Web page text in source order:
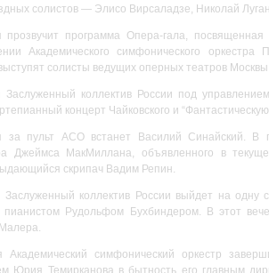
солистов — Элисо Вирсаладзе, Николай
прозвучит программа Опера-гала,
Академического симфонического
солисты ведущих оперных театров
Заслуженный коллектив России под
концерт Чайковского и
за пульт АСО встанет Василий Синайский. В
Джеймса МакМиллана, объявленного в
скрипач Вадим Репин.
Заслуженный коллектив России выйдет на
Рудольфом Бухбиндером. В этот
Академический симфонический оркестр
Юрия Темирканова в бытность его главным